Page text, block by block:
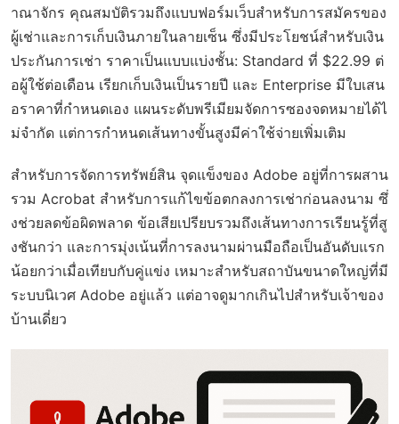
าณาจักร คุณสมบัติรวมถึงแบบฟอร์มเว็บสำหรับการสมัครของ
ผู้เช่าและการเก็บเงินภายในลายเซ็น ซึ่งมีประโยชน์สำหรับเงิน
ประกันการเช่า ราคาเป็นแบบแบ่งชั้น: Standard ที่ $22.99 ต่
อผู้ใช้ต่อเดือน เรียกเก็บเงินเป็นรายปี และ Enterprise มีใบเสน
อราคาที่กำหนดเอง แผนระดับพรีเมียมจัดการซองจดหมายได้ไ
ม่จำกัด แต่การกำหนดเส้นทางขั้นสูงมีค่าใช้จ่ายเพิ่มเติม
สำหรับการจัดการทรัพย์สิน จุดแข็งของ Adobe อยู่ที่การผสาน
รวม Acrobat สำหรับการแก้ไขข้อตกลงการเช่าก่อนลงนาม ซึ่
งช่วยลดข้อผิดพลาด ข้อเสียเปรียบรวมถึงเส้นทางการเรียนรู้ที่สู
งชันกว่า และการมุ่งเน้นที่การลงนามผ่านมือถือเป็นอันดับแรก
น้อยกว่าเมื่อเทียบกับคู่แข่ง เหมาะสำหรับสถาบันขนาดใหญ่ที่มี
ระบบนิเวศ Adobe อยู่แล้ว แต่อาจดูมากเกินไปสำหรับเจ้าของ
บ้านเดี่ยว